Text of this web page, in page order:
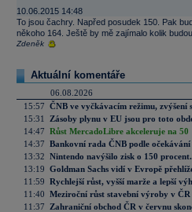
10.06.2015 14:48
To jsou čachry. Napřed posudek 150. Pak
někoho 164. Ještě by mě zajímalo kolik
Zdeněk
Aktuální komentáře
06.08.2026
15:57 ČNB ve vyčkávacím režimu, zvýšení
15:31
Zásoby plynu v EU jsou pro toto
14:47 Růst MercadoLibre akceleruje na
14:37 Bankovní rada ČNB podle
13:32 Nintendo navýšilo zisk o 150
13:19 Goldman Sachs vidí v Evropě
11:59 Rychlejší růst, vyšší marže a lepší
11:40 Meziroční růst stavební výroby v
11:37
Zahraniční obchod ČR v červnu